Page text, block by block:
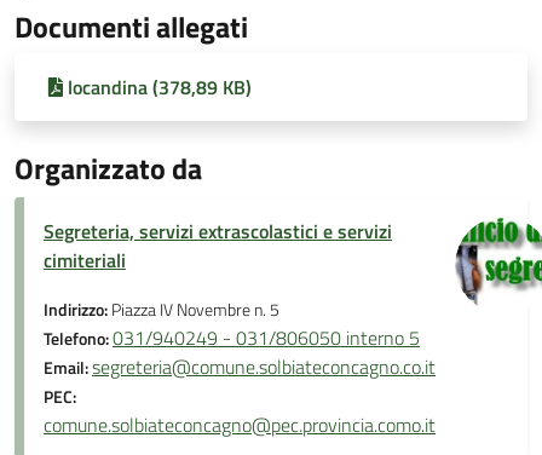
Documenti allegati
locandina (378,89 KB)
Organizzato da
Segreteria, servizi extrascolastici e servizi
cimiteriali
Indirizzo:Piazza IV Novembre n. 5
Telefono:031/940249 - 031/806050 interno 5
Email:segreteria@comune.solbiateconcagno.co.it
PEC:
comune.solbiateconcagno@pec.provincia.como.it